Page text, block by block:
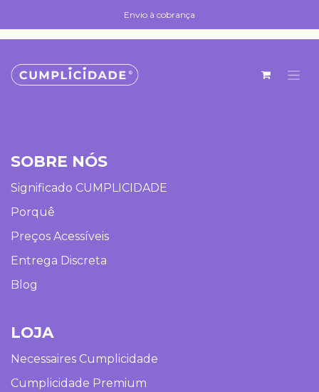
Envio à cobrança
Envio à cobrança
SOBRE NÓS
Significado CUMPLICIDADE
Porquê
Preços Acessíveis
Entrega Discreta
Blog
LOJA
Necessaires Cumplicidade
Cumplicidade Premium